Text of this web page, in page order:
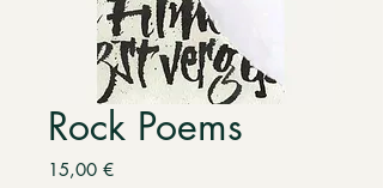
Rock Poems
15,00 €Preis